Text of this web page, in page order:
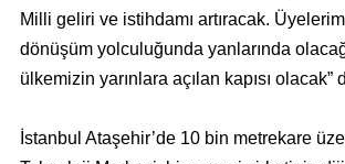
Milli geliri ve istihdamı artıracak.
dönüşüm yolculuğunda yanlarında
ülkemizin yarınlara açılan kapısı olacak”
İstanbul Ataşehir’de 10 bin metrekare